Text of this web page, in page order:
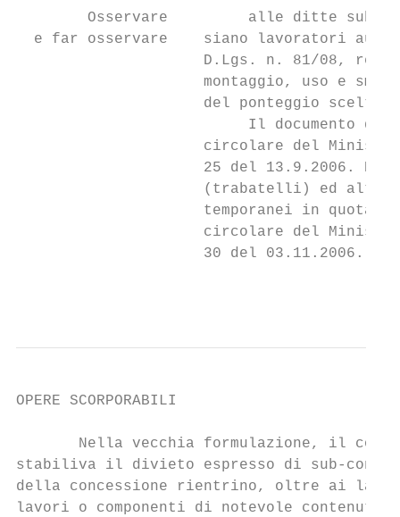
Osservare         alle ditte
e far osservare    siano lavoratori
D.Lgs. n. 81/08,
montaggio, uso e
                     del ponteggio scelto.
Il documento
circolare del
25 del 13.9.2006.
(trabatelli) ed
temporanei in quota,
circolare del
                     30 del 03.11.2006.
OPERE SCORPORABILI
Nella vecchia formulazione, il
stabiliva il divieto espresso di sub-
della concessione rientrino, oltre ai
lavori o componenti di notevole